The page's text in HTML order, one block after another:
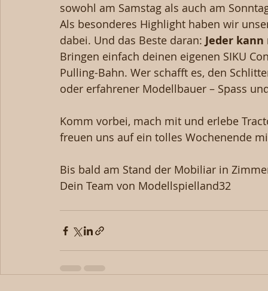
sowohl am Samstag als auch am
Als besonderes Highlight haben wir
dabei. Und das Beste daran: Jeder kann
Bringen einfach deinen eigenen SIKU
Pulling-Bahn. Wer schafft es, den
oder erfahrener Modellbauer – Spass
Komm vorbei, mach mit und erlebe
freuen uns auf ein tolles Wochenende
Bis bald am Stand der Mobiliar in
Dein Team von Modellspielland32